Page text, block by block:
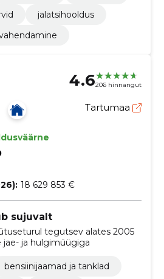
jalatsihooldus
4.6206 hinnangut
Tartumaa
18 629 853 €
sujuvalt
tegutsev alates 2005
jae- ja hulgimüügiga
bensiinijaamad ja tanklad